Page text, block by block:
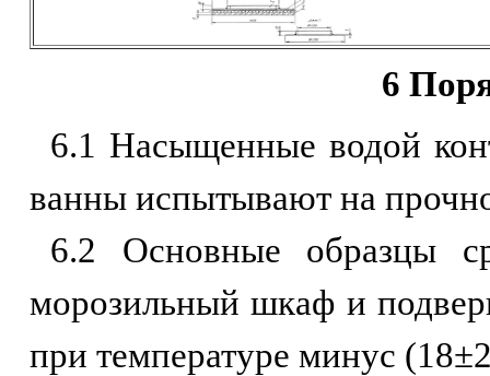
6
6.1 Насыщенные водой
ванны испытывают на
6.2 Основные образцы
морозильный шкаф и
при температуре минус